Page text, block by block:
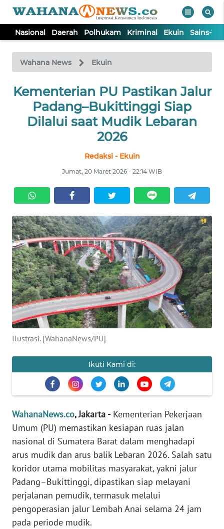
Nasional Daerah Polhukam Kriminal Ekuin Sains-
Wahana News Ekuin
Kementerian PU Pastikan Jalur
Padang–Bukittinggi Siap
Dilalui saat Mudik Lebaran
2026
Redaksi - Ekuin
Jumat, 20 Maret 2026 - 22:14 WIB
Ilustrasi. [WahanaNews/PU]
Ikuti Kami di:
WahanaNews.co, Jakarta -Kementerian Pekerjaan
Umum (PU) memastikan kesiapan ruas jalan
nasional di Sumatera Barat dalam menghadapi
arus mudik dan arus balik Lebaran 2026. Salah satu
koridor utama mobilitas masyarakat, yakni jalur
Padang–Bukittinggi, dipastikan siap melayani
perjalanan pemudik, termasuk melalui
pengoperasian jalur Lembah Anai selama 24 jam
pada periode mudik.
TV
Tutup
NASIONAL
DAERAH
EKUIN
SAINS-TEKNO
KESEHATAN
INTERNASIONAL
SERBA-SERBI
PENDIDIKAN
OPINI
EDITORIAL
Informasi
INDEKS
BERITA
KONTAK
KAMI